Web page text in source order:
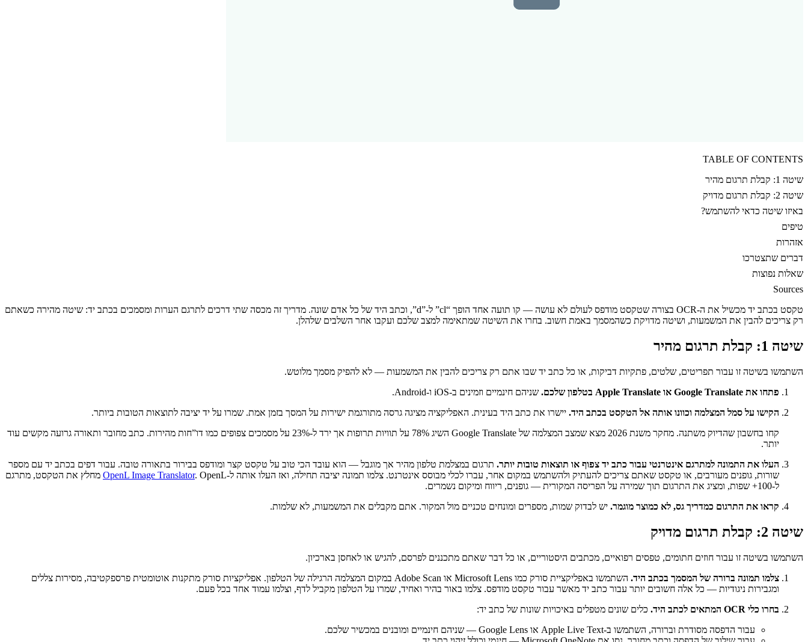
TABLE OF CONTENTS
שיטה 1: קבלת תרגום מהיר
שיטה 2: קבלת תרגום מדויק
באיזו שיטה כדאי להשתמש?
טיפים
אזהרות
דברים שתצטרכו
שאלות נפוצות
Sources
טקסט בכתב יד מכשיל את ה-OCR בצורה שטקסט מודפס לעולם לא עושה — קו תועה אחד הופך “cl” ל-”d”, וכתב היד של כל אדם שונה. מדריך זה מכסה שתי דרכים לתרגם הערות ומסמכים בכתב יד: שיטה מהירה כשאתם
רק צריכים להבין את המשמעות, ושיטה מדויקת כשהמסמך באמת חשוב. בחרו את השיטה שמתאימה למצב שלכם ועקבו אחר השלבים שלהלן.
שיטה 1: קבלת תרגום מהיר
השתמשו בשיטה זו עבור תפריטים, שלטים, פתקיות דביקות, או כל כתב יד שבו אתם רק צריכים להבין את המשמעות — לא להפיק מסמך מלוטש.
פתחו את Google Translate או Apple Translate בטלפון שלכם.
שניהם חינמיים וזמינים ב-iOS ו-Android.
הקישו על סמל המצלמה וכוונו אותה אל הטקסט בכתב היד. יישרו את כתב היד בעינית. האפליקציה מציגה גרסה מתורגמת ישירות על המסך בזמן אמת. שמרו על יד יציבה לתוצאות הטובות ביותר.
קחו בחשבון שהדיוק משתנה. מחקר משנת 2026 מצא שמצב המצלמה של Google Translate השיג 78% על תוויות תרופות אך ירד ל-23% על מסמכים צפופים כמו דו”חות מהירות. כתב מחובר ותאורה גרועה מקשים עוד
יותר.
העלו את התמונה למתרגם אינטרנטי עבור כתב יד צפוף או תוצאות טובות יותר. תרגום במצלמת טלפון מהיר אך מוגבל — הוא עובד הכי טוב על טקסט קצר ומודפס בבירור בתאורה טובה. עבור דפים בכתב יד עם מספר
שורות, גופנים מעורבים, או טקסט שאתם צריכים להעתיק ולהשתמש במקום אחר, עברו לכלי מבוסס אינטרנט. צלמו תמונה יציבה תחילה, ואז העלו אותה ל-
OpenL Image Translator . OpenL מחלץ את הטקסט, מתרגם
ל-100+ שפות, ומציג את התרגום תוך שמירה על הפריסה המקורית — גופנים, ריווח ומיקום נשמרים.
קראו את התרגום כמדריך גס, לא כמוצר מוגמר. יש לבדוק שמות, מספרים ומונחים טכניים מול המקור. אתם מקבלים את המשמעות, לא שלמות.
שיטה 2: קבלת תרגום מדויק
השתמשו בשיטה זו עבור חוזים חתומים, טפסים רפואיים, מכתבים היסטוריים, או כל דבר שאתם מתכננים לפרסם, להגיש או לאחסן בארכיון.
צלמו תמונה ברורה של המסמך בכתב היד.
השתמשו באפליקציית סורק כמו Microsoft Lens או Adobe Scan במקום המצלמה הרגילה של הטלפון. אפליקציות סורק מתקנות אוטומטית פרספקטיבה, מסירות צללים
ומגבירות ניגודיות — כל אלה חשובים יותר עבור כתב יד מאשר עבור טקסט מודפס. צלמו באור בהיר ואחיד, שמרו על הטלפון מקביל לדף, וצלמו עמוד אחד בכל פעם.
בחרו כלי OCR המתאים לכתב היד.
כלים שונים מטפלים באיכויות שונות של כתב יד:
עבור הדפסה מסודרת וברורה, השתמשו ב-Apple Live Text או Google Lens — שניהם חינמיים ומובנים במכשיר שלכם.